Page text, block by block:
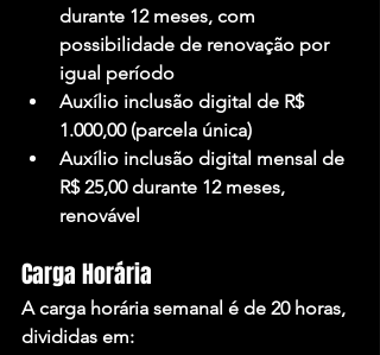
durante 12 meses, com
possibilidade de renovação por
igual período
Auxílio inclusão digital de R$
1.000,00 (parcela única)
Auxílio inclusão digital mensal de
R$ 25,00 durante 12 meses,
renovável
Carga Horária
A carga horária semanal é de 20 horas,
divididas em: